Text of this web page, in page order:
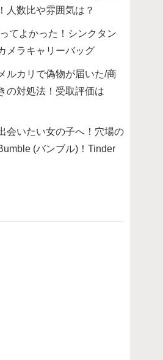
人数比や雰囲気は？
てよかった！シンクタン
メラキャリーバッグ
ルカリで偽物が届いた/商
の対処法！受取評価は
会いたい女の子へ！穴場の
(バンブル)！Tinder